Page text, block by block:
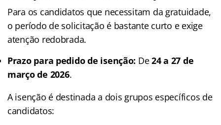
Para os candidatos que necessitam da gratuidade,
o período de solicitação é bastante curto e exige
atenção redobrada.
Prazo para pedido de isenção: De24 a 27 de
março de 2026.
A isenção é destinada a dois grupos específicos de
candidatos: